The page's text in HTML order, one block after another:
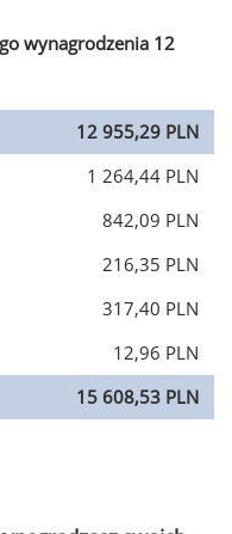
wynagrodzenia 12
12 955,29 PLN
1 264,44 PLN
842,09 PLN
216,35 PLN
317,40 PLN
12,96 PLN
15 608,53 PLN